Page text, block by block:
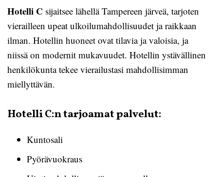
Hotelli C sijaitsee lähellä Tampereen järveä, tarjoten
vierailleen upeat ulkoilumahdollisuudet ja raikkaan
ilman. Hotellin huoneet ovat tilavia ja valoisia, ja
niissä on modernit mukavuudet. Hotellin ystävällinen
henkilökunta tekee vierailustasi mahdollisimman
miellyttävän.
Hotelli C:n tarjoamat palvelut:
Kuntosali
Pyörävuokraus